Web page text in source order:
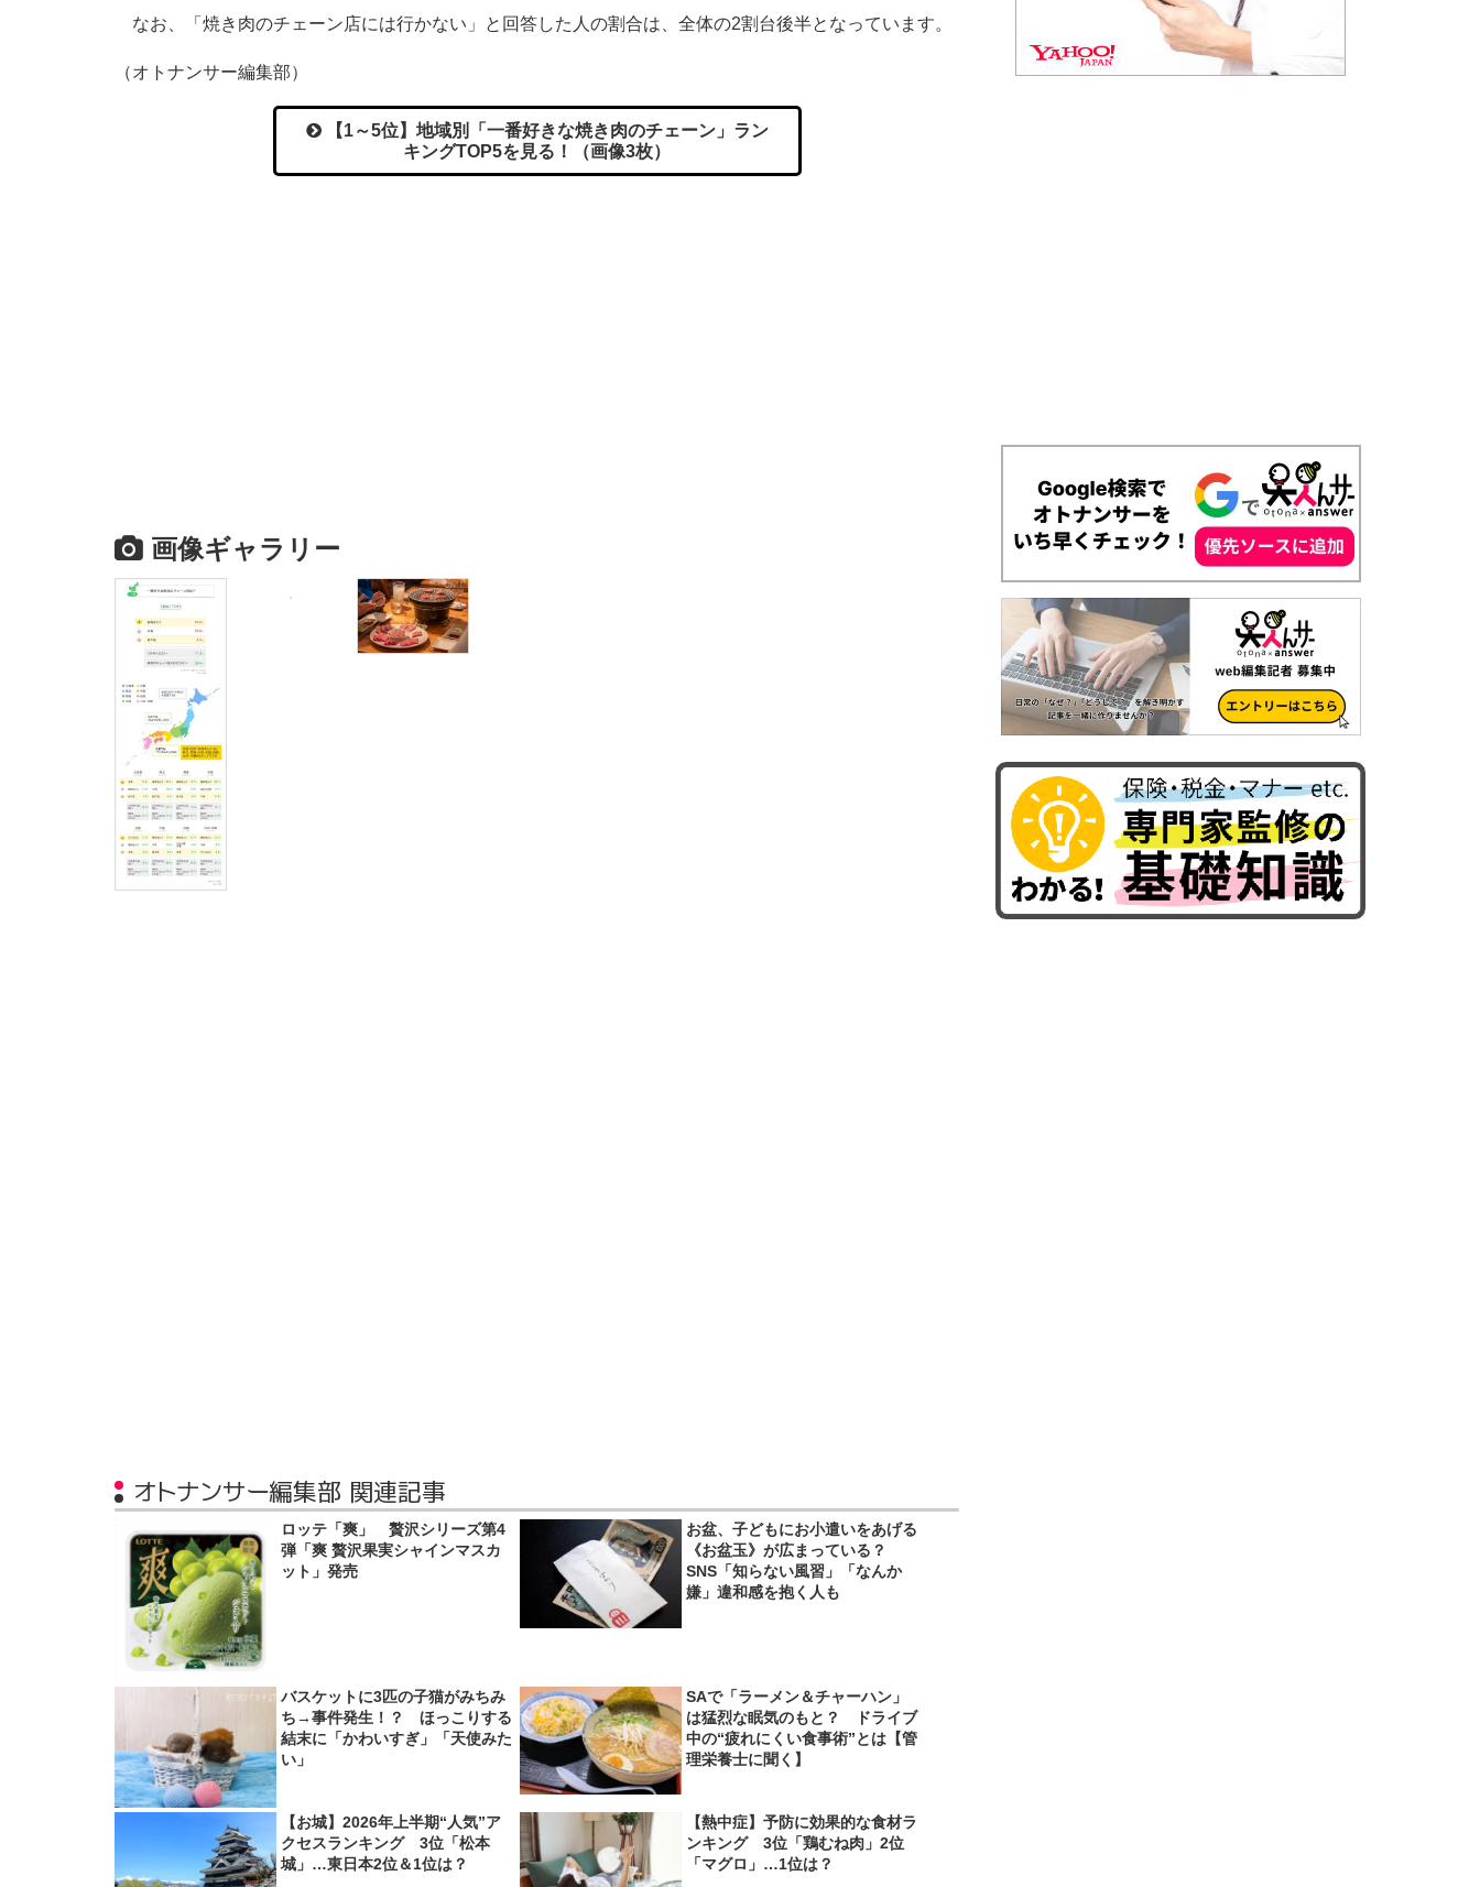
なお、「焼き肉のチェーン店には行かない」と回答した人の割合は、全体の2割台後半となっています。
（オトナンサー編集部）
【1～5位】地域別「一番好きな焼き肉のチェーン」ラン
キングTOP5を見る！（画像3枚）
画像ギャラリー
オトナンサー編集部 関連記事
ロッテ「爽」 贅沢シリーズ第4
弾「爽 贅沢果実シャインマスカ
ット」発売
お盆、子どもにお小遣いをあげる
《お盆玉》が広まっている？
SNS「知らない風習」「なんか
嫌」違和感を抱く人も
バスケットに3匹の子猫がみちみ
ち→事件発生！？ ほっこりする
結末に「かわいすぎ」「天使みた
い」
SAで「ラーメン＆チャーハン」
は猛烈な眠気のもと？ ドライブ
中の“疲れにくい食事術”とは【管
理栄養士に聞く】
【お城】2026年上半期“人気”ア
クセスランキング 3位「松本
城」…東日本2位＆1位は？
【熱中症】予防に効果的な食材ラ
ンキング 3位「鶏むね肉」2位
「マグロ」…1位は？